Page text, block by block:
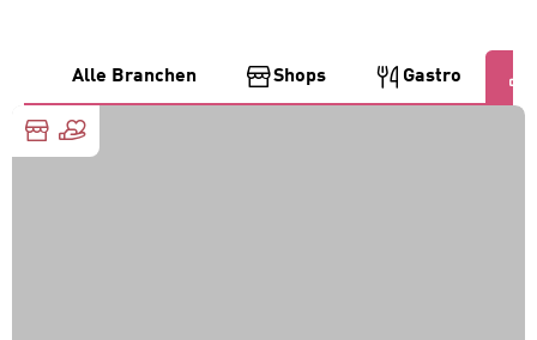
Alle Branchen Shops Gastro